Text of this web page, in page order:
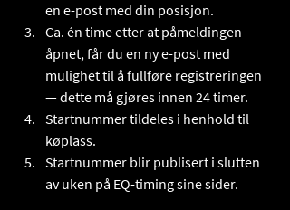
en e-post med din posisjon.
Ca. én time etter at påmeldingen
åpnet, får du en ny e-post med
mulighet til å fullføre registreringen
— dette må gjøres innen 24 timer.
Startnummer tildeles i henhold til
køplass.
Startnummer blir publisert i slutten
av uken på EQ-timing sine sider.